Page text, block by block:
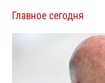
Главное сегодня